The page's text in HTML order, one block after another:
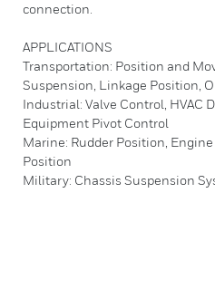
connection.
APPLICATIONS
Transportation: Position and
Suspension, Linkage Position,
Industrial: Valve Control, HVAC
Equipment Pivot Control
Marine: Rudder Position,
Position
Military: Chassis Suspension